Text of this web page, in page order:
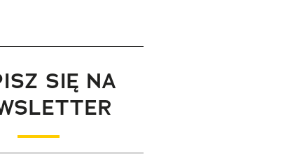
SIĘ NA